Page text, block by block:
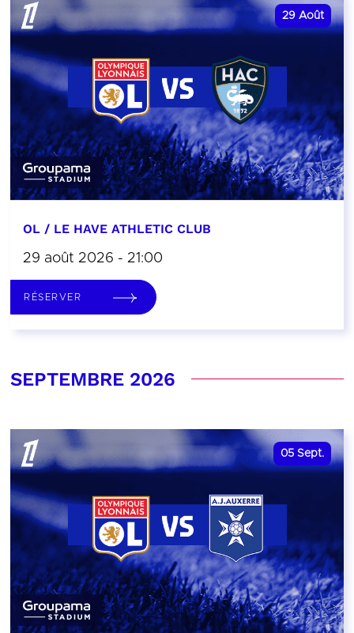
29 Août
OL / LE HAVE ATHLETIC CLUB
29 août 2026 - 21:00
RÉSERVER
SEPTEMBRE 2026
05 Sept.